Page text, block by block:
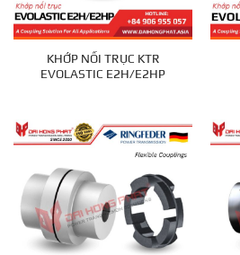
KHỚP NỐI TRỤC KTR
EVOLASTIC E2H/E2HP